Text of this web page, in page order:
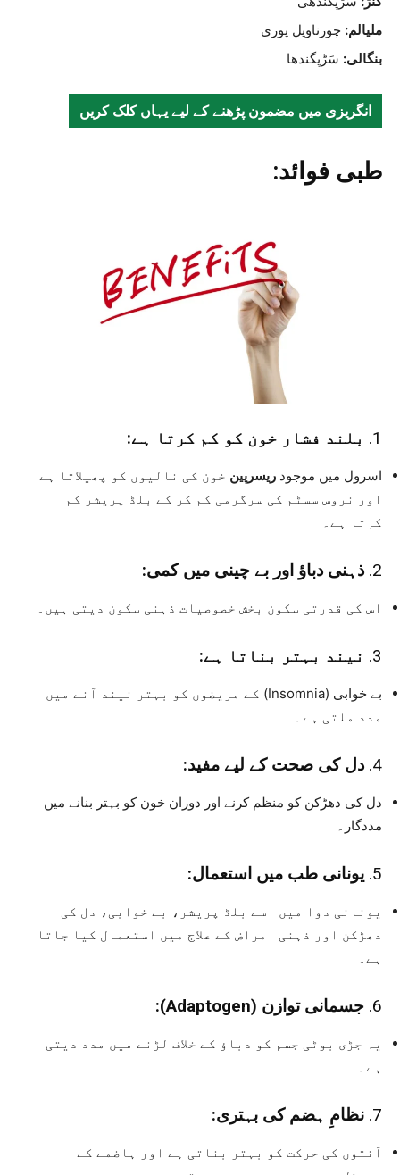
ملیالم: چورناویل پوری
بنگالی: سَڑپگندھا
انگریزی میں مضمون پڑھنے کے لیے یہاں کلک کریں
طبی فوائد:
1. بلند فشار خون کو کم کرتا ہے:
اسرول میں موجود ریسرپین خون کی نالیوں کو پھیلاتا ہے
اور نروس سسٹم کی سرگرمی کم کر کے بلڈ پریشر کم
کرتا ہے۔
2. ذہنی دباؤ اور بے چینی میں کمی:
اس کی قدرتی سکون بخش خصوصیات ذہنی سکون دیتی ہیں۔
3. نیند بہتر بناتا ہے:
بے خوابی (Insomnia) کے مریضوں کو بہتر نیند آنے میں
مدد ملتی ہے۔
4. دل کی صحت کے لیے مفید:
دل کی دھڑکن کو منظم کرنے اور دوران خون کو بہتر بنانے میں
مددگار۔
5. یونانی طب میں استعمال:
یونانی دوا میں اسے بلڈ پریشر، بے خوابی، دل کی
دھڑکن اور ذہنی امراض کے علاج میں استعمال کیا جاتا
ہے۔
6. جسمانی توازن (Adaptogen):
یہ جڑی بوٹی جسم کو دباؤ کے خلاف لڑنے میں مدد دیتی
ہے۔
7. نظامِ ہضم کی بہتری:
آنتوں کی حرکت کو بہتر بناتی ہے اور ہاضمے کے